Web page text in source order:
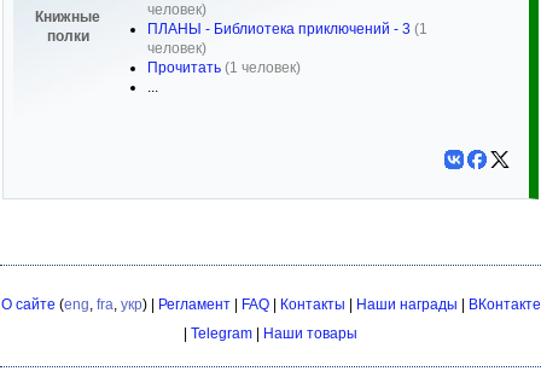
Книжные
полки
человек)
ПЛАНЫ - Библиотека приключений - 3 (1
человек)
Прочитать (1 человек)
...
О сайте (eng, fra, укр) | Регламент| FAQ| Контакты Наши награды
ВКонтакте
Telegram Наши товары